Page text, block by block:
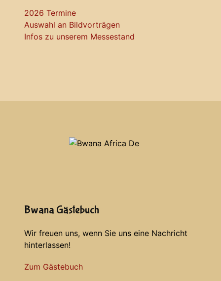
2026 Termine
Auswahl an Bildvorträgen
Infos zu unserem Messestand
Bwana Gästebuch
Wir freuen uns, wenn Sie uns eine Nachricht
hinterlassen!
Zum Gästebuch